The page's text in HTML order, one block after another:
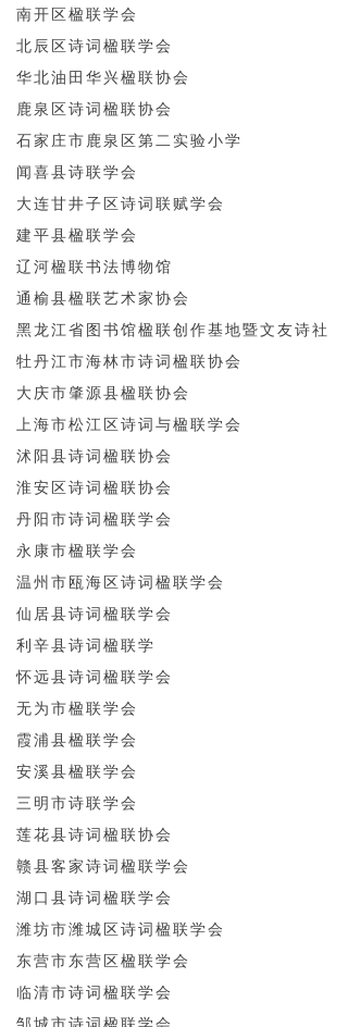
南开区楹联学会
北辰区诗词楹联学会
华北油田华兴楹联协会
鹿泉区诗词楹联协会
石家庄市鹿泉区第二实验小学
闻喜县诗联学会
大连甘井子区诗词联赋学会
建平县楹联学会
辽河楹联书法博物馆
通榆县楹联艺术家协会
黑龙江省图书馆楹联创作基地暨文友诗社
牡丹江市海林市诗词楹联协会
大庆市肇源县楹联协会
上海市松江区诗词与楹联学会
沭阳县诗词楹联协会
淮安区诗词楹联协会
丹阳市诗词楹联学会
永康市楹联学会
温州市瓯海区诗词楹联学会
仙居县诗词楹联学会
利辛县诗词楹联学
怀远县诗词楹联学会
无为市楹联学会
霞浦县楹联学会
安溪县楹联学会
三明市诗联学会
莲花县诗词楹联协会
赣县客家诗词楹联学会
湖口县诗词楹联学会
潍坊市潍城区诗词楹联学会
东营市东营区楹联学会
临清市诗词楹联学会